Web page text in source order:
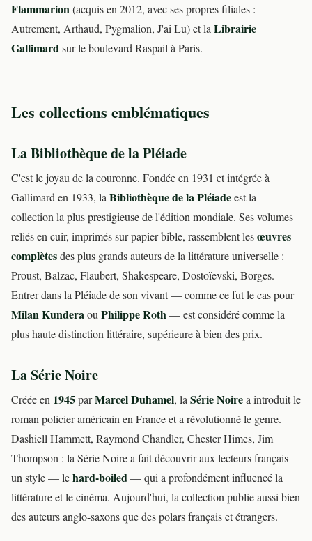
Flammarion(acquis en 2012, avec ses propres filiales :
Autrement, Arthaud, Pygmalion, J'ai Lu) et laLibrairie
Gallimardsur le boulevard Raspail à Paris.
Les collections emblématiques
La Bibliothèque de la Pléiade
C'est le joyau de la couronne. Fondée en 1931 et intégrée à
Gallimard en 1933, laBibliothèque de la Pléiadeest la
collection la plus prestigieuse de l'édition mondiale. Ses volumes
reliés en cuir, imprimés sur papier bible, rassemblent lesœuvres
complètesdes plus grands auteurs de la littérature universelle :
Proust, Balzac, Flaubert, Shakespeare, Dostoïevski, Borges.
Entrer dans la Pléiade de son vivant — comme ce fut le cas pour
Milan KunderaouPhilippe Roth— est considéré comme la
plus haute distinction littéraire, supérieure à bien des prix.
La Série Noire
Créée en 1945parMarcel Duhamel, laSérie Noirea introduit le
roman policier américain en France et a révolutionné le genre.
Dashiell Hammett, Raymond Chandler, Chester Himes, Jim
Thompson : la Série Noire a fait découvrir aux lecteurs français
un style — lehard-boiled— qui a profondément influencé la
littérature et le cinéma. Aujourd'hui, la collection publie aussi bien
des auteurs anglo-saxons que des polars français et étrangers.